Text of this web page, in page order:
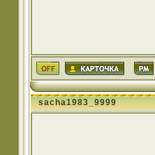
sacha1983_9999